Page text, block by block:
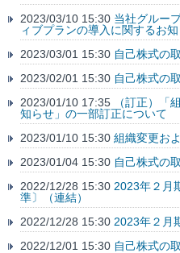
2023/03/10 15:30 当社グルー
ィブプランの導入に関するお
2023/03/01 15:30 自己株式の
2023/02/01 15:30 自己株式の
2023/01/10 17:35
（訂正）「
知らせ」の一部訂正について
2023/01/10 15:30 組織変更お
2023/01/04 15:30 自己株式の
2022/12/28 15:30 2023年２月
準〕（連結）
2022/12/28 15:30 2023年２月
2022/12/01 15:30 自己株式の